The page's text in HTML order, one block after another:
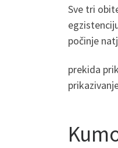
Sve tri
počinje
prekida